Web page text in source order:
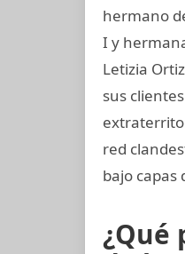
hermano
I y
Letizia
sus
red
bajo capas
¿Qué